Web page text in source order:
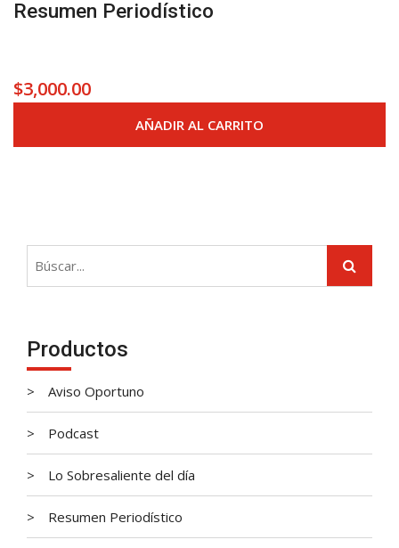
Resumen Periodístico
$3,000.00
AÑADIR AL CARRITO
Productos
Aviso Oportuno
Podcast
Lo Sobresaliente del día
Resumen Periodístico